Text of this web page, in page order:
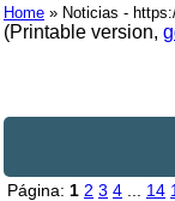
Home » Noticias -
(Printable version,
Página: 1 2 3 4 14